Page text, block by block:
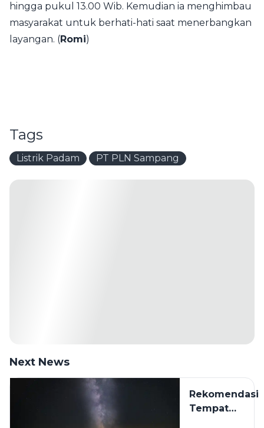
hingga pukul 13.00 Wib. Kemudian ia menghimbau
masyarakat untuk berhati-hati saat menerbangkan
layangan. (Romi)
Tags
Listrik Padam PT PLN Sampang
Next News
Rekomendasi
Tempat